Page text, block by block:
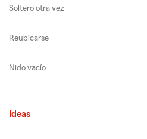
Soltero otra vez
Reubicarse
Nido vacío
Ideas